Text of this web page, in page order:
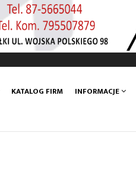
KATALOG FIRM INFORMACJE